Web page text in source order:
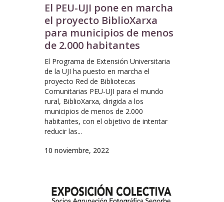
El PEU-UJI pone en marcha
el proyecto BiblioXarxa
para municipios de menos
de 2.000 habitantes
El Programa de Extensión Universitaria
de la UJI ha puesto en marcha el
proyecto Red de Bibliotecas
Comunitarias PEU-UJI para el mundo
rural, BiblioXarxa, dirigida a los
municipios de menos de 2.000
habitantes, con el objetivo de intentar
reducir las...
10 noviembre, 2022